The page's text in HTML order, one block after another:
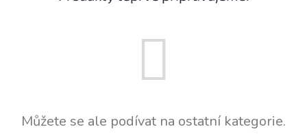
Můžete se ale podívat na ostatní kategorie.